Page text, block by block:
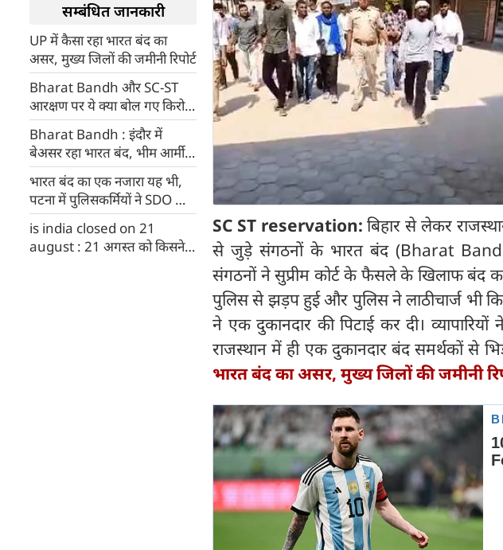
सम्बंधित जानकारी
UP में कैसा रहा भारत बंद का
असर, मुख्य जिलों की जमीनी रिपोर्ट
Bharat Bandh और SC-ST
आरक्षण पर ये क्या बोल गए किरोड़ी
लाल मीणा
Bharat Bandh : इंदौर में
बेअसर रहा भारत बंद, भीम आर्मी
के कार्यकर्ता सड़क पर उतरे
भारत बंद का एक नजारा यह भी,
पटना में पुलिसकर्मियों ने SDO को
पीटा (Video)
is india closed on 21
august : 21 अगस्त को किसने
SC ST reservation:बिहार से लेकर
से जुड़े संगठनों के भारत बंद (Bharat
संगठनों ने सुप्रीम कोर्ट के फैसले के खिलाफ बंद
पुलिस से झड़प हुई और पुलिस ने ला‍ठीचार्ज भी
ने एक दुकानदार की पिटाई कर दी।
राजस्थान में ही एक दुकानदार बंद समर्थकों से
भारत बंद का असर, मुख्य जिलों की जमीनी